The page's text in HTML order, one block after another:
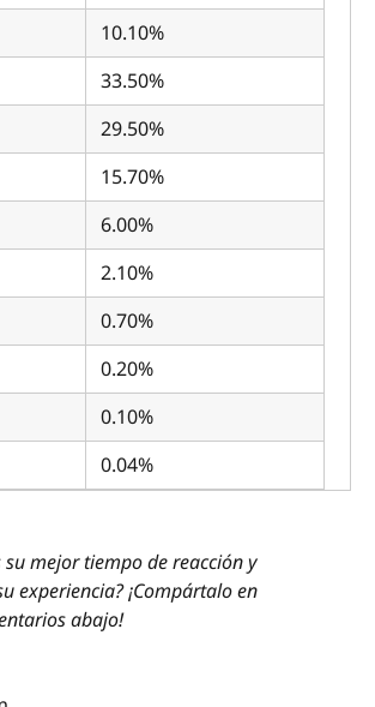
10.10%
33.50%
29.50%
15.70%
6.00%
2.10%
0.70%
0.20%
0.10%
0.04%
su mejor tiempo de reacción y
experiencia? ¡Compártalo en
abajo!